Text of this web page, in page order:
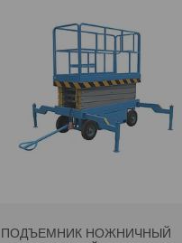
ПОДЪЕМНИК НОЖНИЧНЫЙ